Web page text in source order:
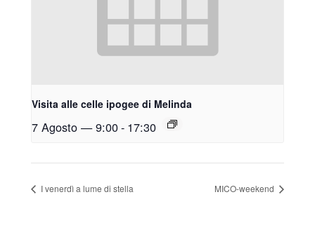
Visita alle celle ipogee di Melinda
7 Agosto — 9:00- 17:30
I venerdì a lume di stella MICO-weekend